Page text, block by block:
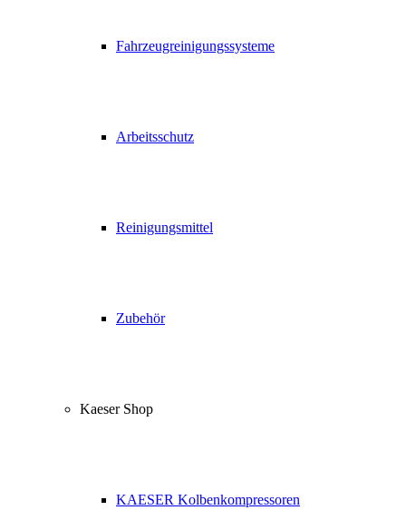
Fahrzeugreinigungssysteme
Arbeitsschutz
Reinigungsmittel
Zubehör
Kaeser Shop
KAESER Kolbenkompressoren